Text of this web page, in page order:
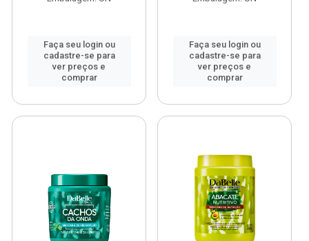
Faça seu login ou
cadastre-se para
ver preços e
comprar
Faça seu login ou
cadastre-se para
ver preços e
comprar